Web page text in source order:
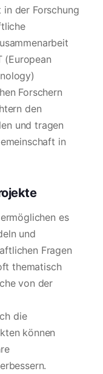
in der Forschung
(European
Forschern
den
und tragen
in
es
und
Fragen
thematisch
von der
die
können